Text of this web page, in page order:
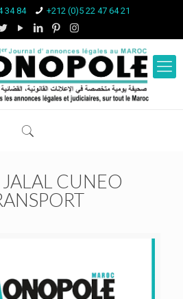
34 84 +212 (0)5 22 47 64 21
CUNEO